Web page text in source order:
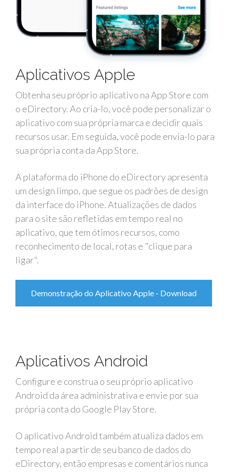
Aplicativos Apple
Obtenha seu próprio aplicativo na App Store com
o eDirectory. Ao cria-lo, você pode personalizar o
aplicativo com sua própria marca e decidir quais
recursos usar. Em seguida, você pode envia-lo para
sua própria conta da App Store.
A plataforma do iPhone do eDirectory apresenta
um design limpo, que segue os padrões de design
da interface do iPhone. Atualizações de dados
para o site são refletidas em tempo real no
aplicativo, que tem ótimos recursos, como
reconhecimento de local, rotas e "clique para
ligar".
Demonstração do Aplicativo Apple - Download
Aplicativos Android
Configure e construa o seu próprio aplicativo
Android da área administrativa e envie por sua
própria conta do Google Play Store.
O aplicativo Android também atualiza dados em
tempo real a partir de seu banco de dados do
eDirectory, então empresas e comentários nunca